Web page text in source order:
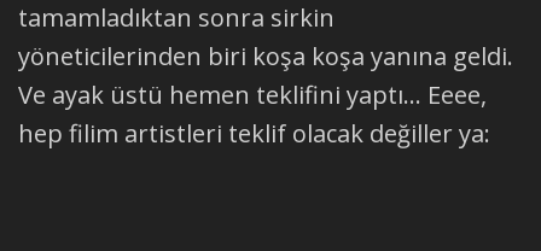
tamamladıktan sonra sirkin
yöneticilerinden biri koşa koşa yanına geldi.
Ve ayak üstü hemen teklifini yaptı... Eeee,
hep filim artistleri teklif olacak değiller ya: